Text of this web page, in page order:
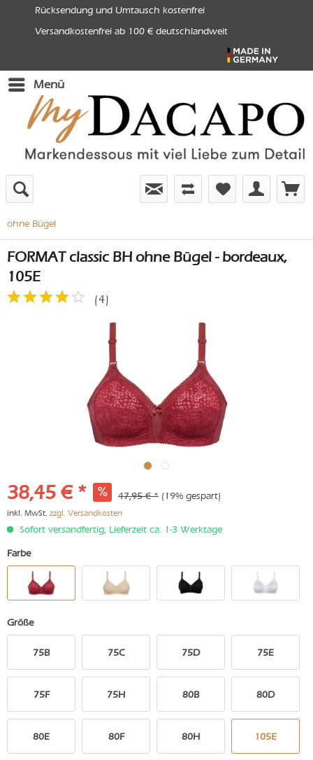
Rücksendung und Umtausch kostenfrei
Versandkostenfrei ab 100 € deutschlandweit
Menü
ohne Bügel
FORMAT classic BH ohne Bügel - bordeaux,
105E
(4)
38,45 € * 47,95 € * (19% gespart)
inkl. MwSt. zzgl. Versandkosten
Sofort versandfertig, Lieferzeit ca. 1-3 Werktage
Farbe
Größe
75B 75C 75D 75E
75F 75H 80B 80D
80E 80F 80H 105E